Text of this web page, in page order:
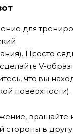
для
Просто
V-
что вы
поверхности).
вращайте
стороны в